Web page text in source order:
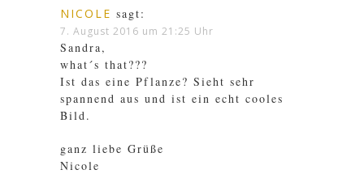
NICOLE sagt:
7. August 2016 um 21:25 Uhr
Sandra,
what´s that???
Ist das eine Pflanze? Sieht sehr
spannend aus und ist ein echt cooles
Bild.
ganz liebe Grüße
Nicole